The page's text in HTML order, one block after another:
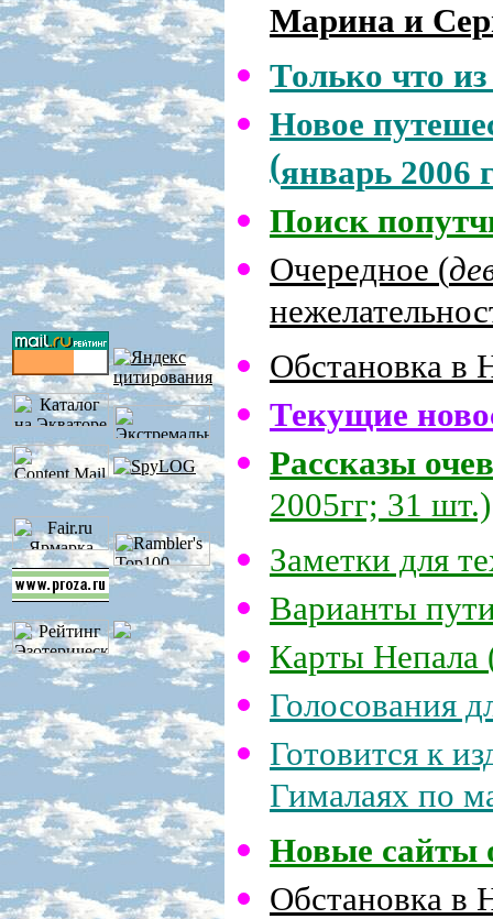
Марина и
Только что
Новое
(январь 2006
Поиск
Очередное (
Обстановка в
Текущие
Рассказы
2005гг; 31 шт.)
Заметки для
Варианты
Карты Непала
Голосования
Готовится к
Гималаях по
Новые сайты
Обстановка в